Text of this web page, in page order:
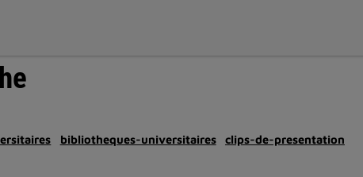
bibliotheques-universitaires clips-de-presentation